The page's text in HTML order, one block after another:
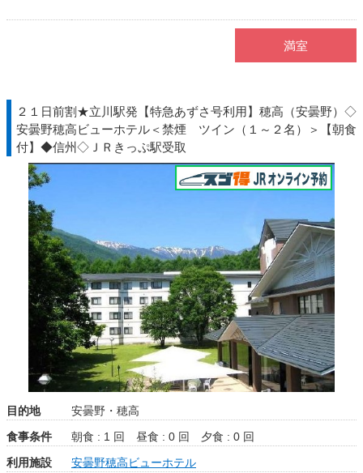
満室
２１日前割★立川駅発【特急あずさ号利用】穂高（安曇野）◇
安曇野穂高ビューホテル＜禁煙 ツイン（１～２名）＞【朝食
付】◆信州◇ＪＲきっぷ駅受取
目的地
安曇野・穂高
食事条件
朝食 : 1 回 昼食 : 0 回
夕食 : 0 回
利用施設
安曇野穂高ビューホテル